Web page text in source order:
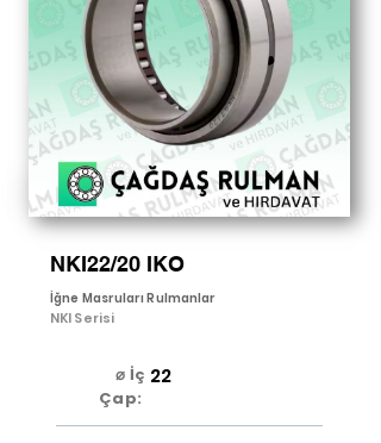
NKI22/20 IKO
İğne Masruları Rulmanlar
NKI Serisi
⌀ İç
Çap:
22